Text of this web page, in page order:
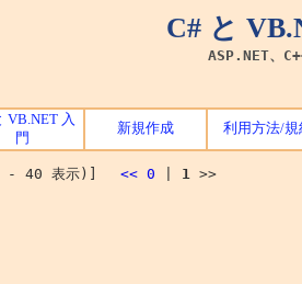
C# と
ASP.NET、
VB.NET 入
門
新規作成 利用方法/規
- 40 表示)] << 0 1 >>